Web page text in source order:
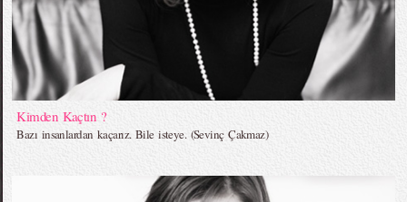
Kimden Kaçtın ?
Bazı insanlardan kaçarız. Bile isteye. (Sevinç Çakmaz)